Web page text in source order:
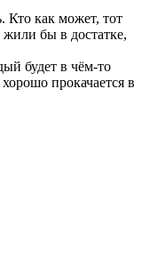
Кто как может, тот
бы в достатке,
будет в чём-то
прокачается в